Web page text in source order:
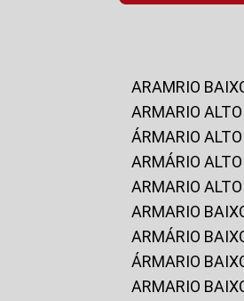
ARAMRIO
ARMARIO
ÁRMARIO
ARMÁRIO
ARMARIO
ARMARIO
ARMÁRIO
ÁRMARIO
ARMARIO